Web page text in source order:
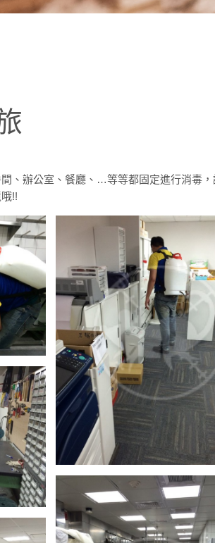
、辦公室、餐廳、…等等都固定進行消毒
!!